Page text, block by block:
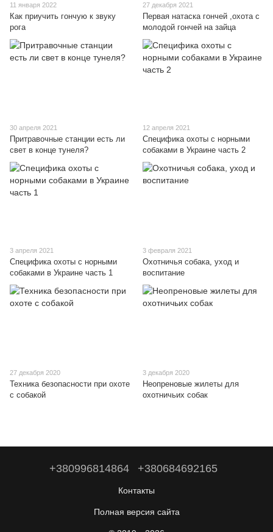
11 января 2022
Как приучить гончую к звуку
рога
27 декабря 2021
Первая натаска гончей ,охота с
молодой гончей на зайца
30 апреля 2021
Притравочные станции есть ли
свет в конце тунеля?
12 апреля 2021
Специфика охоты с норными
собаками в Украине часть 2
3 апреля 2021
Специфика охоты с норными
собаками в Украине часть 1
3 февраля 2021
Охотничья собака, уход и
воспитание
27 декабря 2020
Техника безопасности при охоте
с собакой
3 декабря 2020
Неопреновые жилеты для
охотничьих собак
+380996814864 +380684692165
Контакты
Полная версия сайта